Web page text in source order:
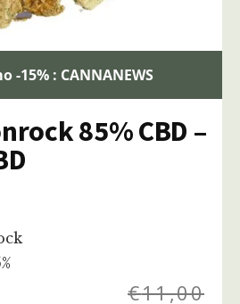
-15% : CANNANEWS
85% CBD –
€11,00